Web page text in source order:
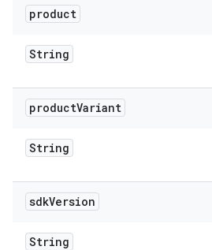
product
String
productVariant
String
sdkVersion
String